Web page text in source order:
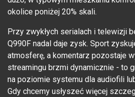
okolice poniżej 20% skali.
Przy zwykłych serialach i telewizji
Q990F nadal daje zysk. Sport
atmosferę, a komentarz pozostaje
streamingu brzmi dynamicznie - to
na poziomie systemu dla audiofili
Gdy chcemy usłyszeć więcej